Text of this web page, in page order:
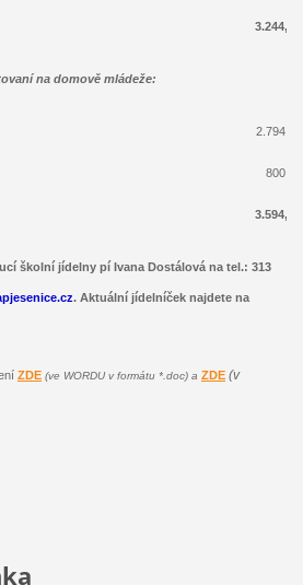
3.244,-
na domově mládeže:
2.794,-
800,-
3.594,-
školní jídelny pí Ivana Dostálová na tel.: 313
. Aktuální jídelníček najdete na
ZDE (ve WORDU v formátu *.doc) a ZDE (v